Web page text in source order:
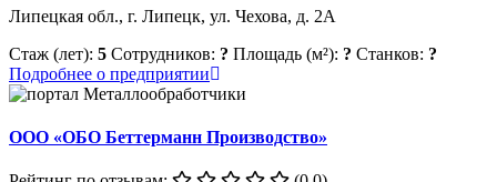
Липецкая обл., г. Липецк, ул. Чехова, д. 2А
Стаж (лет): 5 Сотрудников: ? Площадь (м²): ? Станков: ?
Подробнее о предприятии
ООО «ОБО Беттерманн Производство»